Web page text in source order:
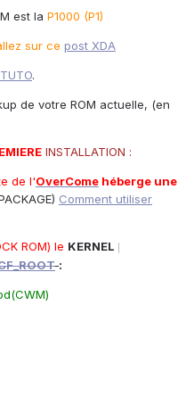
est la P1000 (P1)
sur ce post XDA
TUTO.
de votre ROM actuelle, (en
INSTALLATION :
de l'OverCome héberge une
Comment utiliser
ROM) le KERNEL
: